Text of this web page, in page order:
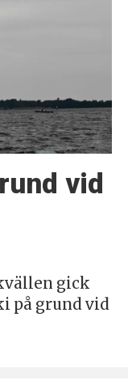
vid
gick
på grund vid